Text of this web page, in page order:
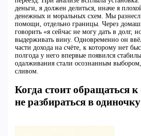
деньги, я должен делиться, иначе я
денежных и моральных схем. Мы
помощи, отдельно границы. Через
говорить «я сейчас не могу дать в долг,
выдерживать вину. Одновременно он
части дохода на счёте, к которому нет
полгода у него впервые появился
одалживания стали осознанным
сливом.
Когда стоит обращаться к
не разбираться в одиночку